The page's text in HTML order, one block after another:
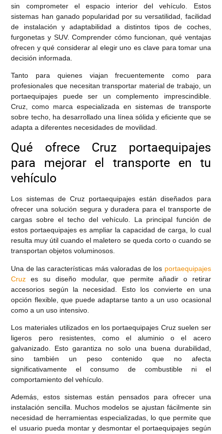
sin comprometer el espacio interior del vehículo. Estos
sistemas han ganado popularidad por su versatilidad, facilidad
de instalación y adaptabilidad a distintos tipos de coches,
furgonetas y SUV. Comprender cómo funcionan, qué ventajas
ofrecen y qué considerar al elegir uno es clave para tomar una
decisión informada.
Tanto para quienes viajan frecuentemente como para
profesionales que necesitan transportar material de trabajo, un
portaequipajes puede ser un complemento imprescindible.
Cruz, como marca especializada en sistemas de transporte
sobre techo, ha desarrollado una línea sólida y eficiente que se
adapta a diferentes necesidades de movilidad.
Qué ofrece Cruz portaequipajes
para mejorar el transporte en tu
vehículo
Los sistemas de Cruz portaequipajes están diseñados para
ofrecer una solución segura y duradera para el transporte de
cargas sobre el techo del vehículo. La principal función de
estos portaequipajes es ampliar la capacidad de carga, lo cual
resulta muy útil cuando el maletero se queda corto o cuando se
transportan objetos voluminosos.
Una de las características más valoradas de los portaequipajes
Cruz es su diseño modular, que permite añadir o retirar
accesorios según la necesidad. Esto los convierte en una
opción flexible, que puede adaptarse tanto a un uso ocasional
como a un uso intensivo.
Los materiales utilizados en los portaequipajes Cruz suelen ser
ligeros pero resistentes, como el aluminio o el acero
galvanizado. Esto garantiza no solo una buena durabilidad,
sino también un peso contenido que no afecta
significativamente el consumo de combustible ni el
comportamiento del vehículo.
Además, estos sistemas están pensados para ofrecer una
instalación sencilla. Muchos modelos se ajustan fácilmente sin
necesidad de herramientas especializadas, lo que permite que
el usuario pueda montar y desmontar el portaequipajes según